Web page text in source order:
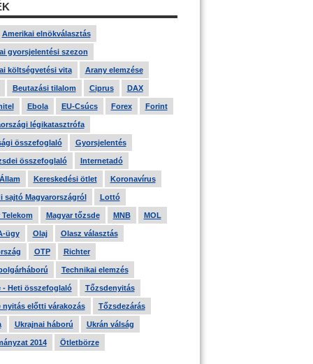
Amerikai elnökválasztás
gyorsjelentési szezon
költségvetési vita Arany elemzése
Beutazási tilalom Ciprus DAX
Ebola EU-Csúcs Forex Forint
légikatasztrófa
összefoglaló Gyorsjelentés
összefoglaló Internetadó
Kereskedési ötlet Koronavírus
sajtó Magyarországról Lottó
Telekom Magyar tőzsde MNB MOL
ügy Olaj Olasz választás
OTP Richter
Technikai elemzés
- Heti összefoglaló Tőzsdenyitás
nyitás előtti várakozás Tőzsdezárás
Ukrajnai háború Ukrán válság
2014 Ötletbörze